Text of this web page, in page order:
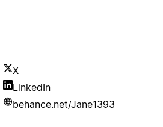
X
LinkedIn
behance.net/Jane1393